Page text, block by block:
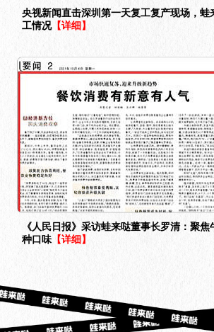
央视新闻直击深圳第一天复工复产现场，蛙
工情况【详细】
《人民日报》采访蛙来哒董事长罗清：聚
种口味 【详细】